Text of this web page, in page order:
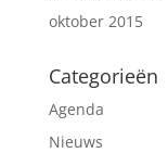
oktober 2015
Categorieën
Agenda
Nieuws